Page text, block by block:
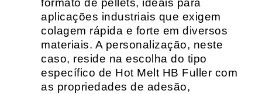
formato de pellets, ideais para
aplicações industriais que exigem
colagem rápida e forte em diversos
materiais. A personalização, neste
caso, reside na escolha do tipo
específico de Hot Melt HB Fuller com
as propriedades de adesão,